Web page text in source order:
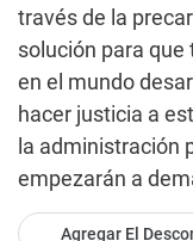
través de la
solución para
en el mundo
hacer justicia a
la administración
empezarán a
Agregar El